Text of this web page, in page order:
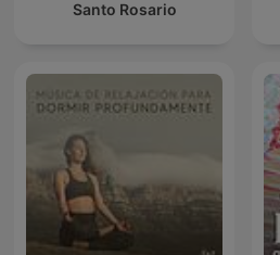
Santo Rosario